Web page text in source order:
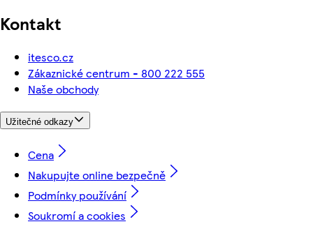
Kontakt
itesco.cz
Zákaznické centrum - 800 222 555
Naše obchody
Užitečné odkazy
Cena
Nakupujte online bezpečně
Podmínky používání
Soukromí a cookies